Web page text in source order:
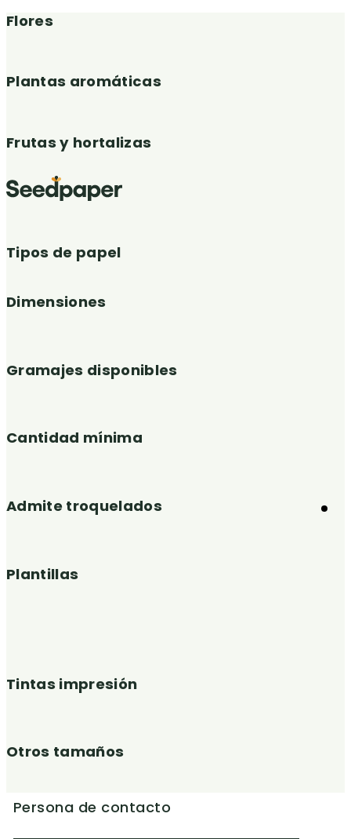
Flores
Plantas aromáticas
Frutas y hortalizas
Tipos de papel
Dimensiones
Gramajes disponibles
Cantidad mínima
Admite troquelados
Plantillas
Tintas impresión
Otros tamaños
Persona de contacto